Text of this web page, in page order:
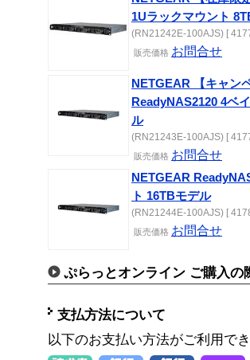
1Uラックマウント
(RN21242E-100AJS) [
販売価格 お問合せ
NETGEAR 【キャン
ReadyNAS2120 4ベ
ル
(RN21243E-100AJS) [
販売価格 お問合せ
NETGEAR
ト 16TBモデル
(RN21244E-100AJS) [
販売価格 お問合せ
ぷらっとオンライン ご購入の
支払方法について
以下のお支払い方法がご利用で